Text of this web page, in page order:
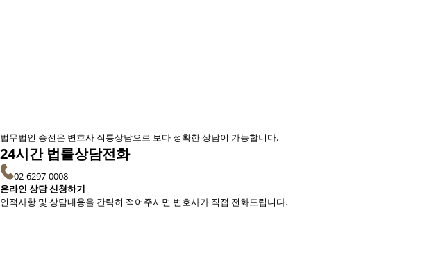
법무법인 승전은 변호사 직통상담으로 보다 정확한 상담이 가능합니다.
24시간 법률상담전화
02-6297-0008
온라인 상담 신청하기
인적사항 및 상담내용을 간략히 적어주시면 변호사가 직접 전화드립니다.